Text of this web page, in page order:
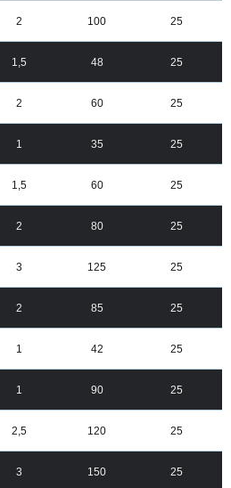
2 100 25
1,5 48 25
2 60 25
1 35 25
1,5 60 25
2 80 25
3 125 25
2 85 25
1 42 25
1 90 25
2,5 120 25
3 150 25